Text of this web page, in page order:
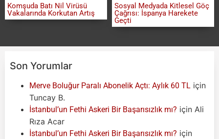
Komşuda Batı Nil Virüsü
Vakalarında Korkutan Artış
Sosyal Medyada Kitlesel Göç
Çağrısı: İspanya Harekete
Geçti
Son Yorumlar
Merve Boluğur Paralı Abonelik Açtı: Aylık 60 TL için
Tuncay B.
İstanbul’un Fethi Askeri Bir Başarısızlık mı? için Ali
Rıza Acar
İstanbul’un Fethi Askeri Bir Başarısızlık mı? için